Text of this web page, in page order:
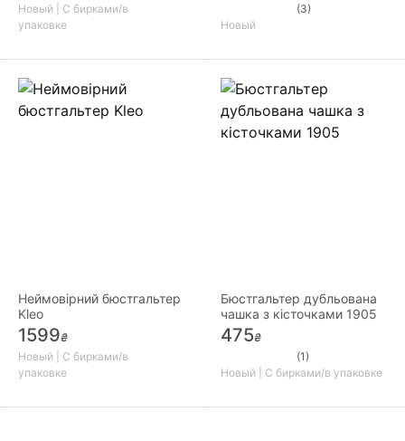
Новый | С бирками/в
упаковке
(3)
Новый
Неймовірний бюстгальтер
Kleo
1599₴
Новый | С бирками/в
упаковке
Бюстгальтер дубльована
чашка з кісточками 1905
475₴
(1)
Новый | С бирками/в упаковке